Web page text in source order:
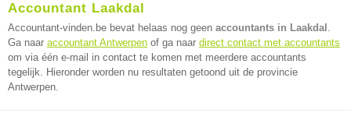
Accountant Laakdal
Accountant-vinden.be bevat helaas nog geen accountants in Laakdal .
Ga naar accountant Antwerpen of ga naar direct contact met accountants
om via één e-mail in contact te komen met meerdere accountants
tegelijk. Hieronder worden nu resultaten getoond uit de provincie
Antwerpen.